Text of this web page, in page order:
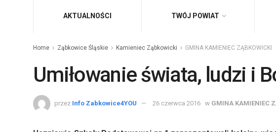
AKTUALNOŚCI TWÓJ POWIAT
Home Ząbkowice Śląskie Kamieniec Ząbkowicki GMINA KAMIENIEC ZĄBKOWICKI
Umiłowanie świata, ludzi i
przez Info Zabkowice4YOU 26 czerwca 2016 w GMINA KAMIENIEC